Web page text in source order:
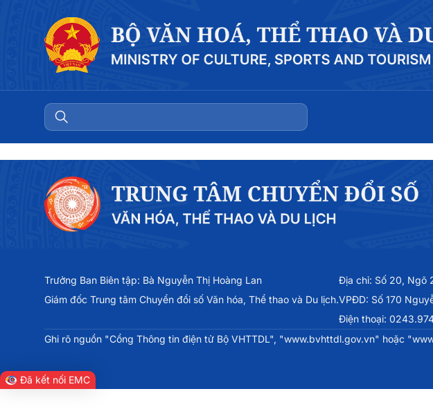
Trưởng Ban Biên tập: Bà Nguyễn Thị Hoàng Lan
Giám đốc Trung tâm Chuyển đổi số Văn hóa, Thể thao và Du lịch.
Địa chỉ: Số 20, Ngõ
VPĐD: Số 170
Điện thoại:
Ghi rõ nguồn "Cổng Thông tin điện tử Bộ VHTTDL", "www.bvhttdl.gov.vn" hoặc
Đã kết nối EMC